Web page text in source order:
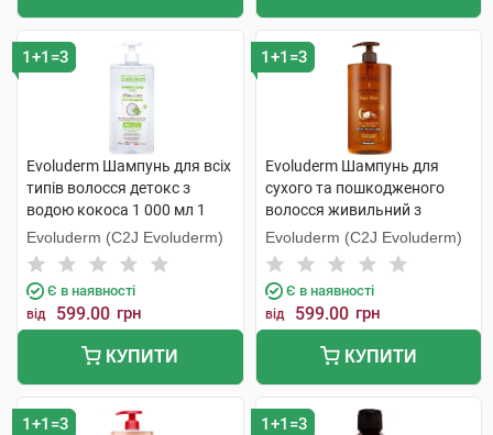
1+1=3
Evoluderm Шампунь для всіх
типів волосся детокс з
водою кокоса 1 000 мл 1
флакон
Evoluderm (C2J Evoluderm)
Є в наявності
від 599.00 грн
КУПИТИ
1+1=3
Evoluderm Шампунь для
сухого та пошкодженого
волосся живильний з
аргановою олією 1 000 мл 1
флакон
Evoluderm (C2J Evoluderm)
Є в наявності
від 599.00 грн
КУПИТИ
1+1=3 1+1=3